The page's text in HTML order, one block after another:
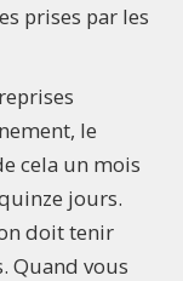
prises par les
le
cela un mois
jours.
doit tenir
Quand vous